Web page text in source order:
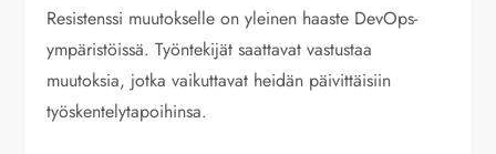
Resistenssi muutokselle on yleinen haaste DevOps-
ympäristöissä. Työntekijät saattavat vastustaa
muutoksia, jotka vaikuttavat heidän päivittäisiin
työskentelytapoihinsa.